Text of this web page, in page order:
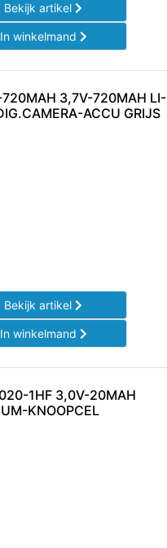
Bekijk artikel
In winkelmand
3,7V-720MAH LI-
ACCU GRIJS
Bekijk artikel
In winkelmand
1HF 3,0V-20MAH
KNOOPCEL